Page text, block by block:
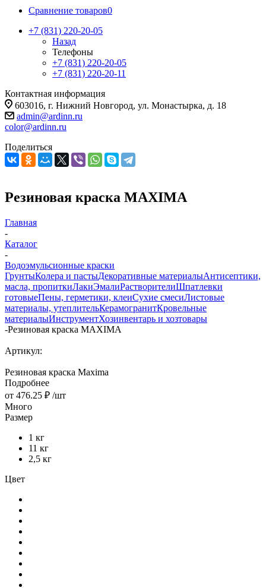
Сравнение товаров0
+7 (831) 220-20-05
Назад
Телефоны
+7 (831) 220-20-05
+7 (831) 220-20-11
Контактная информация
603016, г. Нижний Новгород, ул. Монастырка, д. 18
admin@ardinn.ru
color@ardinn.ru
Поделиться
Резиновая краска MAXIMA
Главная
-
Каталог
-
Водоэмульсионные краски
ГрунтыКолера и пастыДекоративные материалыАнтисептики,
масла, пропиткиЛакиЭмалиРастворителиШпатлевки
готовыеПены, герметики, клеиСухие смесиЛистовые
материалы, утеплительКерамогранитКровельные
материалыИнструментХозинвентарь и хозтовары
-Резиновая краска MAXIMA
Артикул:
Резиновая краска Maxima
Подробнее
от 476.25 ₽ /шт
Много
Размер
1 кг
11 кг
2,5 кг
Цвет